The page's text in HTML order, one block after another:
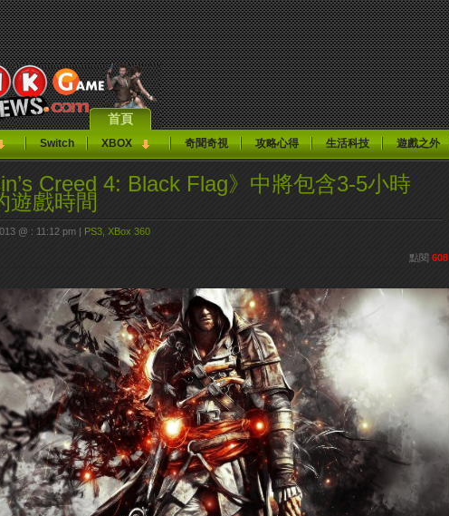
首頁
Switch XBOX 奇聞奇視 攻略心得 生活科技 遊戲之外
Creed 4: Black Flag》中將包含3-5小時
遊戲時間
@ : 11:12 pm | PS3 XBox 360
點閱 608